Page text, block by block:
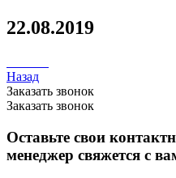
22.08.2019
Назад
Заказать звонок
Заказать звонок
Оставьте свои
менеджер свяжется с